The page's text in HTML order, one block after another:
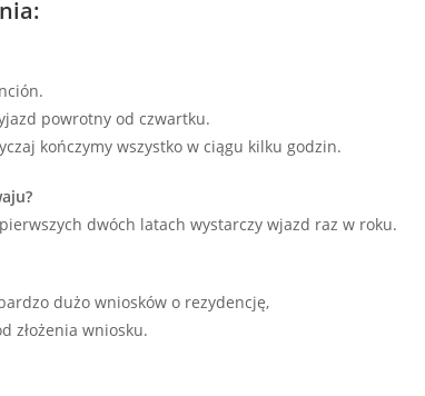
powrotny od czwartku.
kończymy wszystko w ciągu kilku godzin.
dwóch latach wystarczy wjazd raz w roku.
dużo wniosków o rezydencję,
złożenia wniosku.